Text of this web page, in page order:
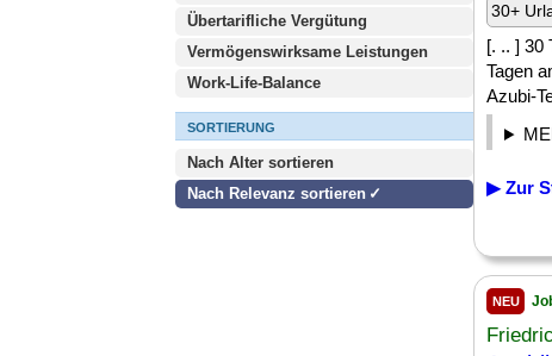
Übertarifliche Vergütung
Vermögenswirksame Leistungen
Work-Life-Balance
SORTIERUNG
Nach Alter sortieren
Nach Relevanz sortieren
30+
[. .. ] 30
Tagen
Azubi-
▶ Zur
NEU